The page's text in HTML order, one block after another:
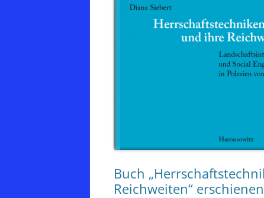
Buch
Reichweiten“ erschienen